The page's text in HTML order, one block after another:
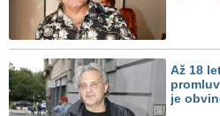
Až 18
je